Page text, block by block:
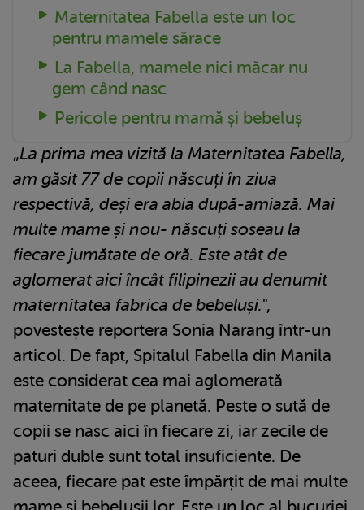
Maternitatea Fabella este un loc
pentru mamele sărace
La Fabella, mamele nici măcar nu
gem când nasc
Pericole pentru mamă și bebeluș
„La prima mea vizită la Maternitatea Fabella,
am găsit 77 de copii născuți în ziua
respectivă, deși era abia după-amiază. Mai
multe mame și nou- născuți soseau la
fiecare jumătate de oră. Este atât de
aglomerat aici încât filipinezii au denumit
maternitatea fabrica de bebeluși.",
povestește reportera Sonia Narang într-un
articol. De fapt, Spitalul Fabella din Manila
este considerat cea mai aglomerată
maternitate de pe planetă. Peste o sută de
copii se nasc aici în fiecare zi, iar zecile de
paturi duble sunt total insuficiente. De
aceea, fiecare pat este împărțit de mai multe